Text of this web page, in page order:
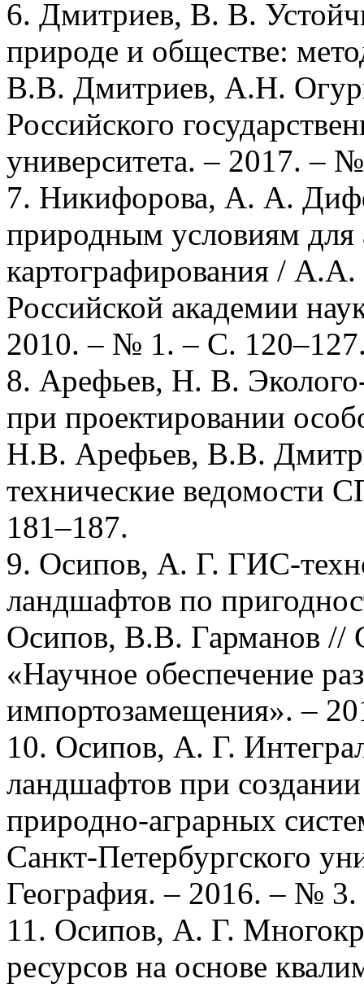
6. Дмитриев, В. В.
природе и обществе:
В.В. Дмитриев, А.Н.
Российского
университета. – 2017. –
7. Никифорова, А. А.
природным условиям для
картографирования /
Российской академии
2010. – № 1. – С.
8. Арефьев, Н. В.
при проектировании
Н.В. Арефьев, В.В.
технические
181–187.
9. Осипов, А. Г. ГИС-
ландшафтов по
Осипов, В.В. Гарманов //
«Научное обеспечение
импортозамещения». –
10. Осипов, А. Г.
ландшафтов при
природно-аграрных
Санкт-Петербургского
География. – 2016. – №
11. Осипов, А. Г.
ресурсов на основе